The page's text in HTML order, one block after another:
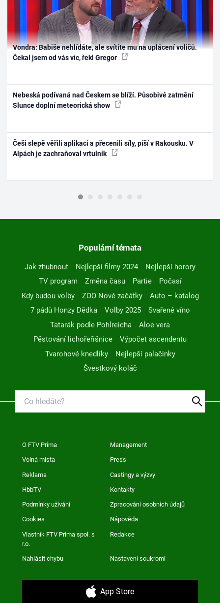
Vondra: Babiše nehlídáte, ale svítíte mu na uplácení voličů.
Čekal jsem od vás víc, řekl Gregor
Nebeská podívaná nad Českem se blíží. Působivé zatmění
Slunce doplní meteorická show
Češi slepě věřili aplikaci a přecenili síly, píší v Rakousku. V
Alpách je zachraňoval vrtulník
Populární témata
Jak zhubnout Nejlepší filmy 2024
Nejlepší horory
TV program
Změna času Partie
Počasí
Kdy budou volby
ZOO Nové začátky
Auto – katalog
7 pádů Honzy Dědka
Volby 2025
Svařené víno
Tatarák podle Pohlreicha
Aloe vera
Pěstování lichořeřišnice
Výpočet ascendentu
Tvarohové knedlíky
Nejlepší palačinky
Švestkový koláč
O FTV Prima Management
Volná místa Press
Reklama Castingy a výzvy
HbbTV Kontakty
Podmínky užívání Zpracování osobních údajů
Cookies Nápověda
Vlastník FTV Prima spol. s
r.o.
Redakce
Nahlásit chybu Nastavení soukromí
App Store